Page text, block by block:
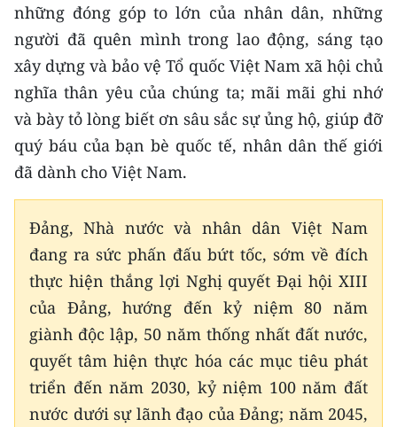
những đóng góp to lớn của nhân dân, những
người đã quên mình trong lao động, sáng tạo
xây dựng và bảo vệ Tổ quốc Việt Nam xã hội chủ
nghĩa thân yêu của chúng ta; mãi mãi ghi nhớ
và bày tỏ lòng biết ơn sâu sắc sự ủng hộ, giúp đỡ
quý báu của bạn bè quốc tế, nhân dân thế giới
đã dành cho Việt Nam.
Đảng, Nhà nước và nhân dân Việt Nam
đang ra sức phấn đấu bứt tốc, sớm về đích
thực hiện thắng lợi Nghị quyết Đại hội XIII
của Đảng, hướng đến kỷ niệm 80 năm
giành độc lập, 50 năm thống nhất đất nước,
quyết tâm hiện thực hóa các mục tiêu phát
triển đến năm 2030, kỷ niệm 100 năm đất
nước dưới sự lãnh đạo của Đảng; năm 2045,